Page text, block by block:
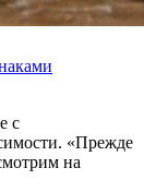
с
«Прежде
на